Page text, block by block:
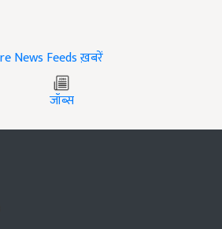
ख़बरें
जॉब्स